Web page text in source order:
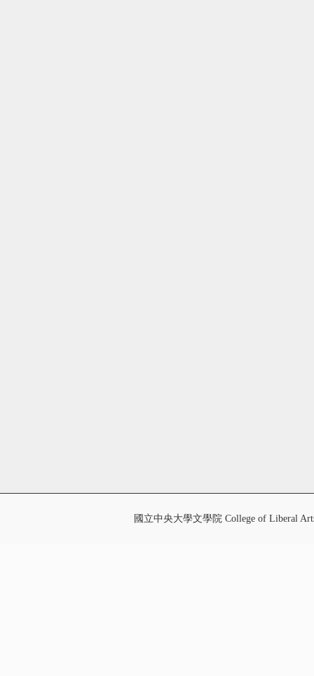
國立中央大學文學院 College of Liberal